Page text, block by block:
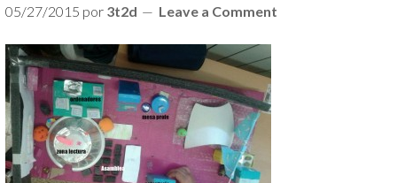
05/27/2015 por 3t2d Leave a Comment